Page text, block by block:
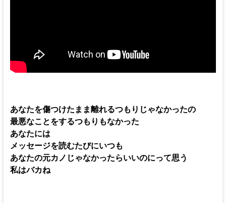
あなたを傷つけたまま離れるつもりじゃなかったの
最悪なことをするつもりもなかった
あなたには
メッセージを読むたびにいつも
あなたの元カノじゃなかったらいいのにって思う
私はバカね